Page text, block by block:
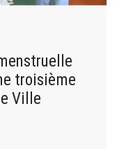
troisième
Ville